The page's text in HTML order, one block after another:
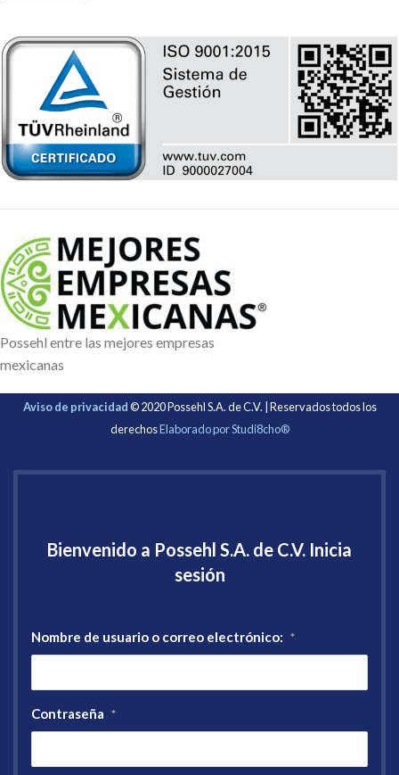
Possehl entre las mejores empresas
mexicanas
Aviso de privacidad© 2020 Possehl S.A. de C.V. | Reservados todos los
derechosElaborado por Studi8cho®
Bienvenido a Possehl S.A. de C.V. Inicia
sesión
Nombre de usuario o correo electrónico: *
Contraseña *